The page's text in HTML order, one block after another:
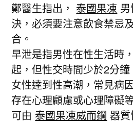
鄭醫生指出， 泰國果凍
決，必須要注意飲食禁忌
合。
早泄是指男性在性生活時
起，但性交時間少於2分
女性達到性高潮，常見病
存在心理顧慮或心理障礙
可由 泰國果凍威而鋼 器